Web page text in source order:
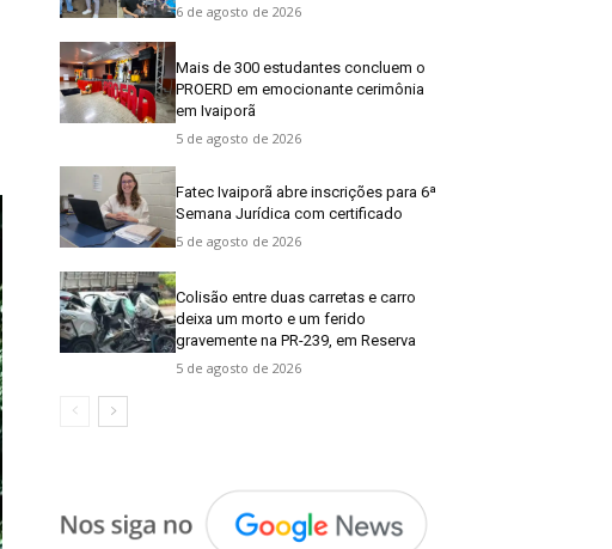
6 de agosto de 2026
Mais de 300 estudantes concluem o
PROERD em emocionante cerimônia
em Ivaiporã
5 de agosto de 2026
Fatec Ivaiporã abre inscrições para 6ª
Semana Jurídica com certificado
5 de agosto de 2026
Colisão entre duas carretas e carro
deixa um morto e um ferido
gravemente na PR-239, em Reserva
5 de agosto de 2026